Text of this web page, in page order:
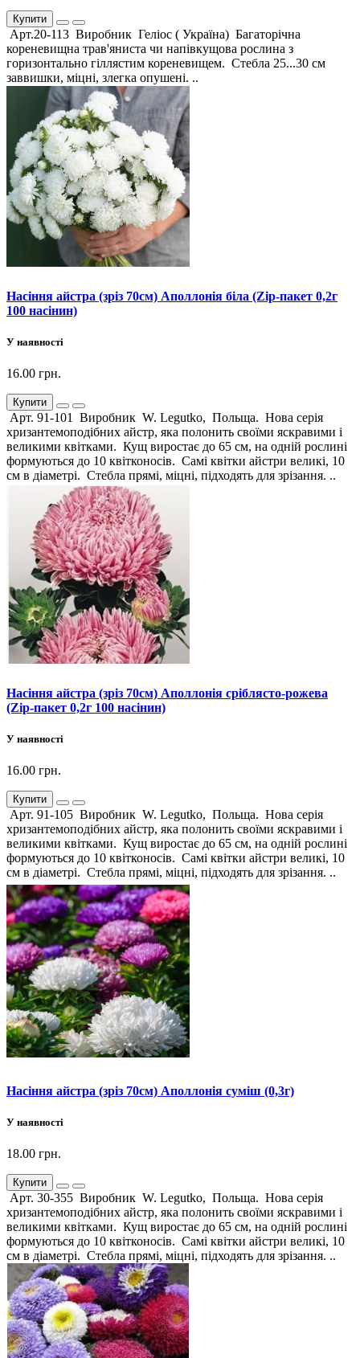
Купити
Арт.20-113 Виробник Геліос ( Україна) Багаторічна
кореневищна трав'яниста чи напівкущова рослина з
горизонтально гіллястим кореневищем. Стебла 25...30 см
заввишки, міцні, злегка опушені. ..
Насіння айстра (зріз 70см) Аполлонія біла (Zip-пакет 0,2г
100 насінин)
У наявності
16.00 грн.
Купити
Арт. 91-101 Виробник W. Legutko, Польща. Нова серія
хризантемоподібних айстр, яка полонить своїми яскравими і
великими квітками. Кущ виростає до 65 см, на одній рослині
формуються до 10 квітконосів. Самі квітки айстри великі, 10
см в діаметрі. Стебла прямі, міцні, підходять для зрізання. ..
Насіння айстра (зріз 70см) Аполлонія сріблясто-рожева
(Zip-пакет 0,2г 100 насінин)
У наявності
16.00 грн.
Купити
Арт. 91-105 Виробник W. Legutko, Польща. Нова серія
хризантемоподібних айстр, яка полонить своїми яскравими і
великими квітками. Кущ виростає до 65 см, на одній рослині
формуються до 10 квітконосів. Самі квітки айстри великі, 10
см в діаметрі. Стебла прямі, міцні, підходять для зрізання. ..
Насіння айстра (зріз 70см) Аполлонія суміш (0,3г)
У наявності
18.00 грн.
Купити
Арт. 30-355 Виробник W. Legutko, Польща. Нова серія
хризантемоподібних айстр, яка полонить своїми яскравими і
великими квітками. Кущ виростає до 65 см, на одній рослині
формуються до 10 квітконосів. Самі квітки айстри великі, 10
см в діаметрі. Стебла прямі, міцні, підходять для зрізання. ..